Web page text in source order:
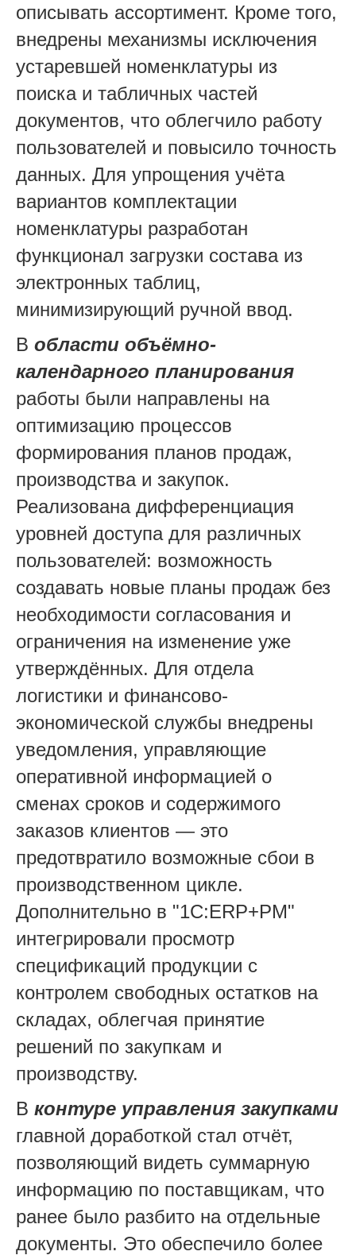
описывать ассортимент. Кроме того,
внедрены механизмы исключения
устаревшей номенклатуры из
поиска и табличных частей
документов, что облегчило работу
пользователей и повысило точность
данных. Для упрощения учёта
вариантов комплектации
номенклатуры разработан
функционал загрузки состава из
электронных таблиц,
минимизирующий ручной ввод.
В области объёмно-
календарного планирования
работы были направлены на
оптимизацию процессов
формирования планов продаж,
производства и закупок.
Реализована дифференциация
уровней доступа для различных
пользователей: возможность
создавать новые планы продаж без
необходимости согласования и
ограничения на изменение уже
утверждённых. Для отдела
логистики и финансово-
экономической службы внедрены
уведомления, управляющие
оперативной информацией о
сменах сроков и содержимого
заказов клиентов — это
предотвратило возможные сбои в
производственном цикле.
Дополнительно в "1С:ERP+РМ"
интегрировали просмотр
спецификаций продукции с
контролем свободных остатков на
складах, облегчая принятие
решений по закупкам и
производству.
В контуре управления закупками
главной доработкой стал отчёт,
позволяющий видеть суммарную
информацию по поставщикам, что
ранее было разбито на отдельные
документы. Это обеспечило более